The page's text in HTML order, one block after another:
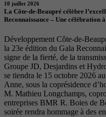
10 juillet 2026
La Côte-de-Beaupré célèbre
Reconnaissance – Une célébration
Développement Côte-de-
la 23e édition du Gala
signe de la fierté, de la
Groupe JD, Desjardins et
se tiendra le 15 octobre 2026
Anne, sous la coprésidence
M. Mathieu Longchamps,
entreprises BMR R. Boies de
soirée rendra hommage à des